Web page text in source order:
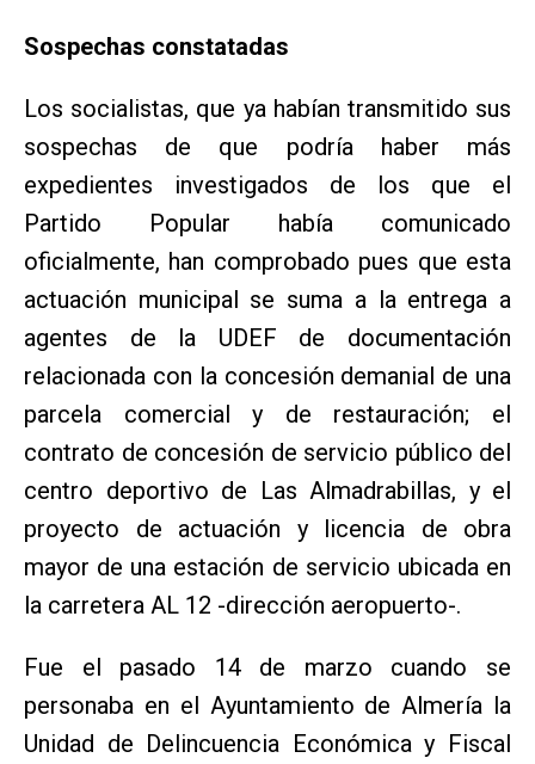
Sospechas constatadas
Los socialistas, que ya habían transmitido sus
sospechas de que podría haber más
expedientes investigados de los que el
Partido Popular había comunicado
oficialmente, han comprobado pues que esta
actuación municipal se suma a la entrega a
agentes de la UDEF de documentación
relacionada con la concesión demanial de una
parcela comercial y de restauración; el
contrato de concesión de servicio público del
centro deportivo de Las Almadrabillas, y el
proyecto de actuación y licencia de obra
mayor de una estación de servicio ubicada en
la carretera AL 12 -dirección aeropuerto-.
Fue el pasado 14 de marzo cuando se
personaba en el Ayuntamiento de Almería la
Unidad de Delincuencia Económica y Fiscal